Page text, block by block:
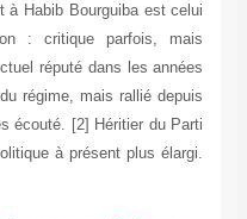
à Habib Bourguiba est celui
: critique parfois, mais
réputé dans les années
régime, mais rallié depuis
écouté. [2] Héritier du Parti
à présent plus élargi.